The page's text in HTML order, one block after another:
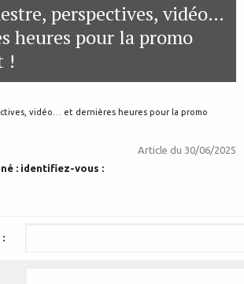
perspectives, vidéo…
heures pour la promo
!
vidéo… et dernières heures pour la promo
Article du 30/06/2025
: identifiez-vous :
: